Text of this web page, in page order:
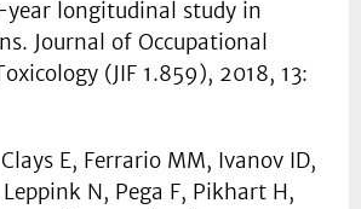
longitudinal study in
Journal of Occupational
(JIF 1.859), 2018, 13:
E, Ferrario MM, Ivanov ID,
N, Pega F, Pikhart H,